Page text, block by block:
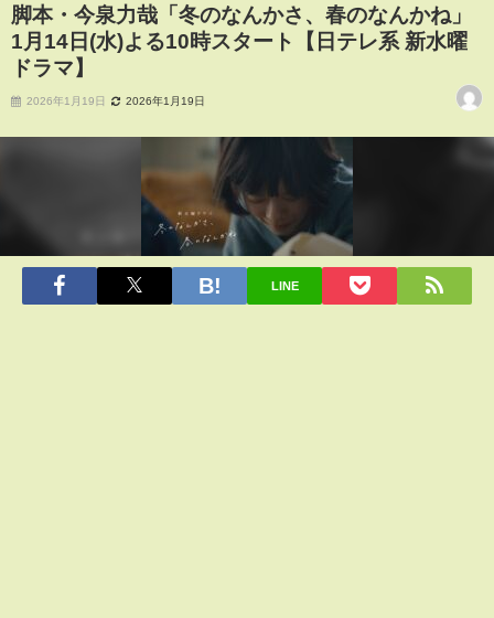
脚本・今泉力哉「冬のなんかさ、春のなんかね」
1月14日(水)よる10時スタート【日テレ系 新水曜
ドラマ】
2026年1月19日 2026年1月19日
LINE